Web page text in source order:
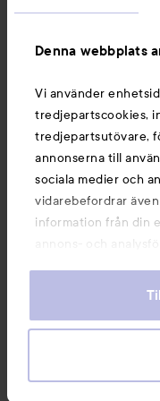
Denna webbplats
Vi använder
tredjepartscookies,
tredjepartsutövare,
annonserna till
sociala medier och
vidarebefordrar
information från din
annons- och
information som du
våra cookies vid
För information om
Du kanske